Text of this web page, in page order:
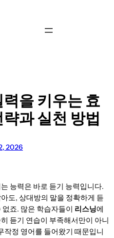
을 키우는 효
과 실천 방법
2026
능력은 바로 듣기 능력입니다.
도, 상대방의 말을 정확하게 듣
죠. 많은 학습자들이 리스닝에
듣기 연습이 부족해서만이 아니
작정 영어를 들어왔기 때문입니